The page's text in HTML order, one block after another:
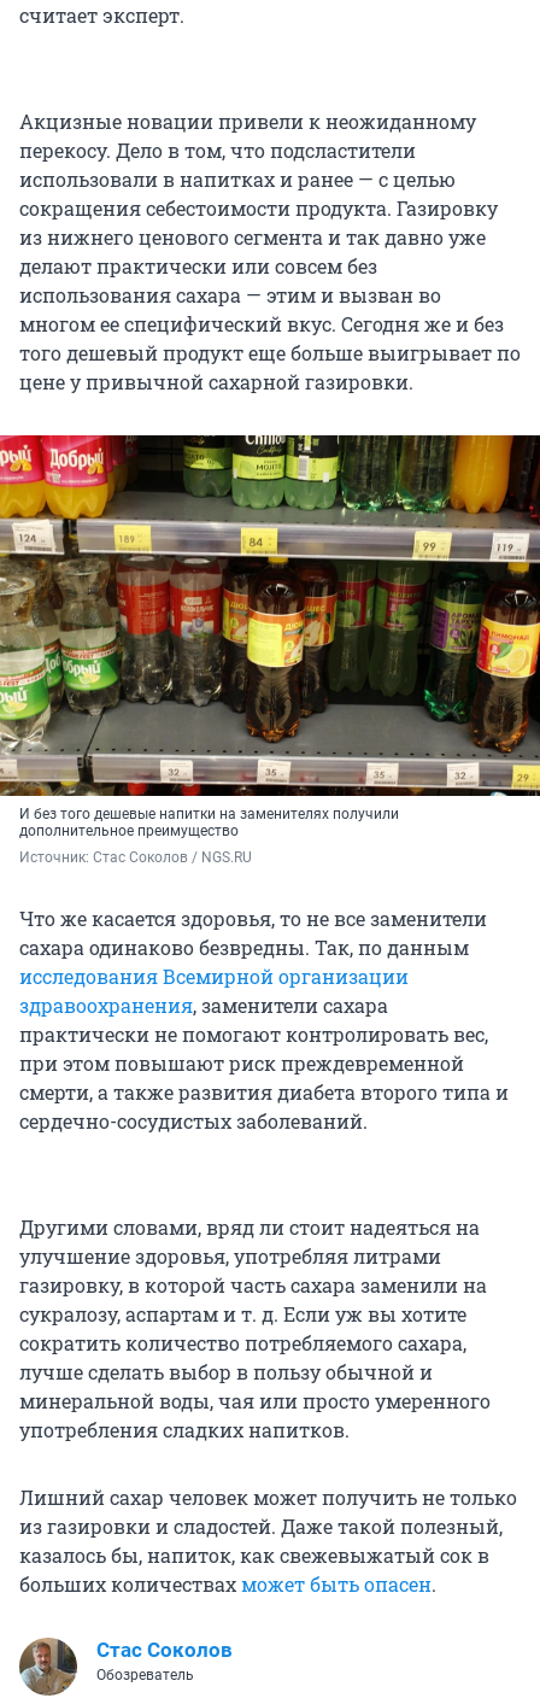
считает эксперт.
Акцизные новации привели к неожиданному
перекосу. Дело в том, что подсластители
использовали в напитках и ранее — с целью
сокращения себестоимости продукта. Газировку
из нижнего ценового сегмента и так давно уже
делают практически или совсем без
использования сахара — этим и вызван во
многом ее специфический вкус. Сегодня же и без
того дешевый продукт еще больше выигрывает по
цене у привычной сахарной газировки.
И без того дешевые напитки на заменителях получили
дополнительное преимущество
Источник: Стас Соколов / NGS.RU
Что же касается здоровья, то не все заменители
сахара одинаково безвредны. Так, по данным
исследования Всемирной организации
здравоохранения, заменители сахара
практически не помогают контролировать вес,
при этом повышают риск преждевременной
смерти, а также развития диабета второго типа и
сердечно-сосудистых заболеваний.
Другими словами, вряд ли стоит надеяться на
улучшение здоровья, употребляя литрами
газировку, в которой часть сахара заменили на
сукралозу, аспартами т. д. Если уж вы хотите
сократить количество потребляемого сахара,
лучше сделать выбор в пользу обычной и
минеральной воды, чая или просто умеренного
употребления сладких напитков.
Лишний сахар человек может получить не только
из газировки и сладостей. Даже такой полезный,
казалось бы, напиток, как свежевыжатый сок в
больших количествахможет быть опасен.
Стас Соколов
Обозреватель